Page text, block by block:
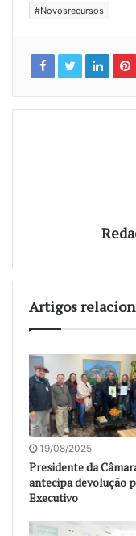
#Novosrecursos
Artigos
19/08/2025
Presidente da
antecipa devolução
Executivo